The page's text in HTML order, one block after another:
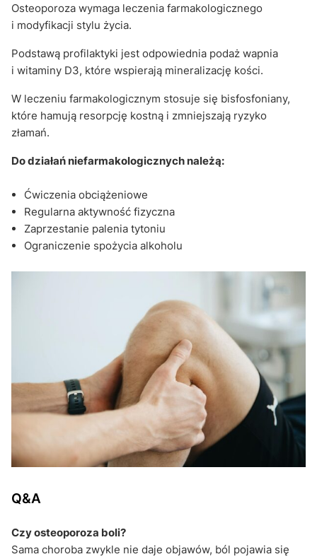
Osteoporoza wymaga leczenia farmakologicznego
i modyfikacji stylu życia.
Podstawą profilaktyki jest odpowiednia podaż wapnia
i witaminy D3, które wspierają mineralizację kości.
W leczeniu farmakologicznym stosuje się bisfosfoniany,
które hamują resorpcję kostną i zmniejszają ryzyko
złamań.
Do działań niefarmakologicznych należą:
Ćwiczenia obciążeniowe
Regularna aktywność fizyczna
Zaprzestanie palenia tytoniu
Ograniczenie spożycia alkoholu
Q&A
Czy osteoporoza boli?
Sama choroba zwykle nie daje objawów, ból pojawia się